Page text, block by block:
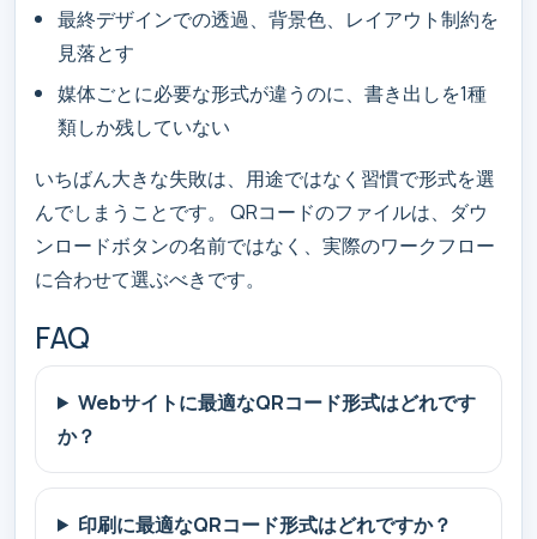
最終デザインでの透過、背景色、レイアウト制約を
見落とす
媒体ごとに必要な形式が違うのに、書き出しを1種
類しか残していない
いちばん大きな失敗は、用途ではなく習慣で形式を選
んでしまうことです。 QRコードのファイルは、ダウ
ンロードボタンの名前ではなく、実際のワークフロー
に合わせて選ぶべきです。
FAQ
Webサイトに最適なQRコード形式はどれです
か？
印刷に最適なQRコード形式はどれですか？